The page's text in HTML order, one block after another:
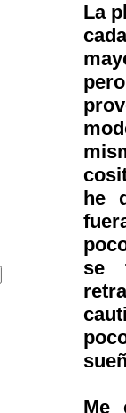
La
he
se
Me